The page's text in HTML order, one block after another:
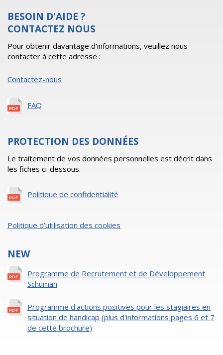
BESOIN D'AIDE ?
CONTACTEZ NOUS
Pour obtenir davantage d'informations, veuillez nous
contacter à cette adresse :
Contactez-nous
FAQ
PROTECTION DES DONNÉES
Le traitement de vos données personnelles est décrit dans
les fiches ci-dessous.
Politique de confidentialité
Politique d’utilisation des cookies
NEW
Programme de Recrutement et de Développement
Schuman
Programme d'actions positives pour les stagiaires en
situation de handicap (plus d'informations pages 6 et 7
de cette brochure)